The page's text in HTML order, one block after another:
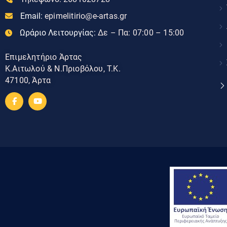
Email: epimelitirio@e-artas.gr
Ωράριο Λειτουργίας: Δε – Πα: 07:00 – 15:00
Επιμελητήριο Άρτας
Κ.Αιτωλού & Ν.Πριοβόλου, Τ.Κ.
47100, Άρτα